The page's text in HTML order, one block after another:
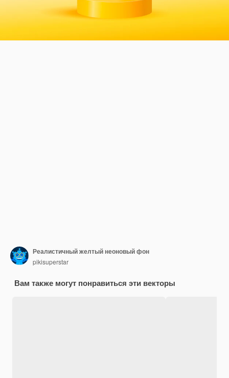
Реалистичный желтый неоновый фон
pikisuperstar
Вам также могут понравиться эти векторы